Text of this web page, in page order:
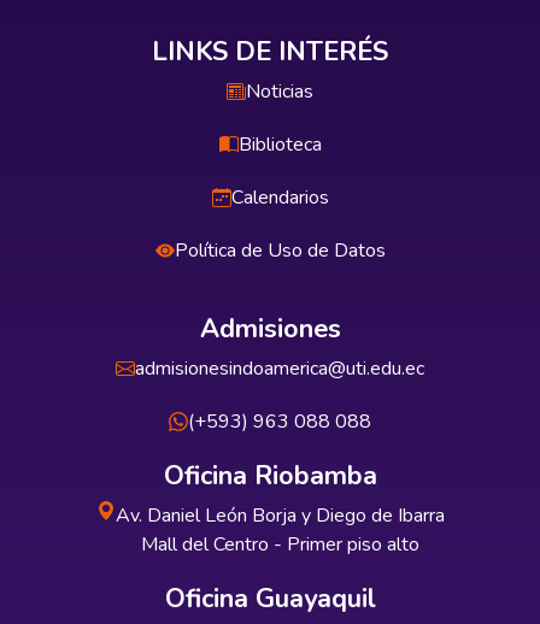
LINKS DE INTERÉS
Noticias
Biblioteca
Calendarios
Política de Uso de Datos
Admisiones
admisionesindoamerica@uti.edu.ec
(+593) 963 088 088
Oficina Riobamba
Av. Daniel León Borja y Diego de Ibarra
Mall del Centro - Primer piso alto
Oficina Guayaquil